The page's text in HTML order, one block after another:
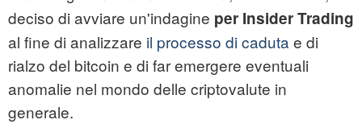
deciso di avviare un'indagine per Insider Trading
al fine di analizzare il processo di caduta e di
rialzo del bitcoin e di far emergere eventuali
anomalie nel mondo delle criptovalute in
generale.